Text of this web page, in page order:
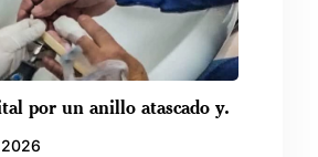
por un anillo atascado y.